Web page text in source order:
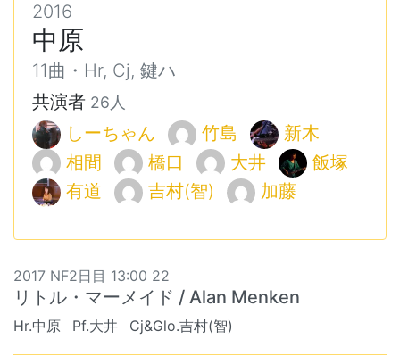
2016
中原
11曲・Hr, Cj, 鍵ハ
共演者 26人
しーちゃん 竹島
新木
相間
橋口 大井
飯塚
有道
吉村(智) 加藤
2017 NF2日目 13:00 22
リトル・マーメイド / Alan Menken
Hr.中原 Pf.大井 Cj&Glo.吉村(智)